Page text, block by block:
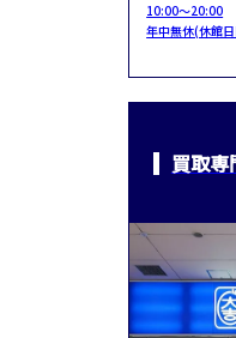
10:00～20:00
年中無休(休館
買取専